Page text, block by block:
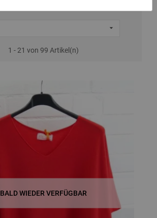

1 - 21 von 99 Artikel(n)
BALD WIEDER VERFÜGBAR